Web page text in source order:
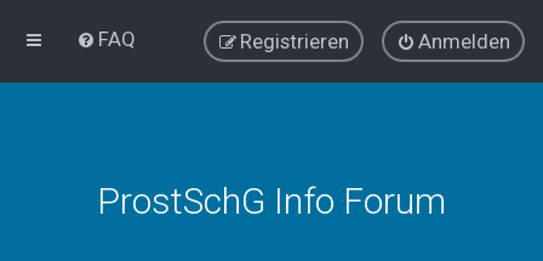
FAQ Anmelden
Registrieren
ProstSchG Info Forum